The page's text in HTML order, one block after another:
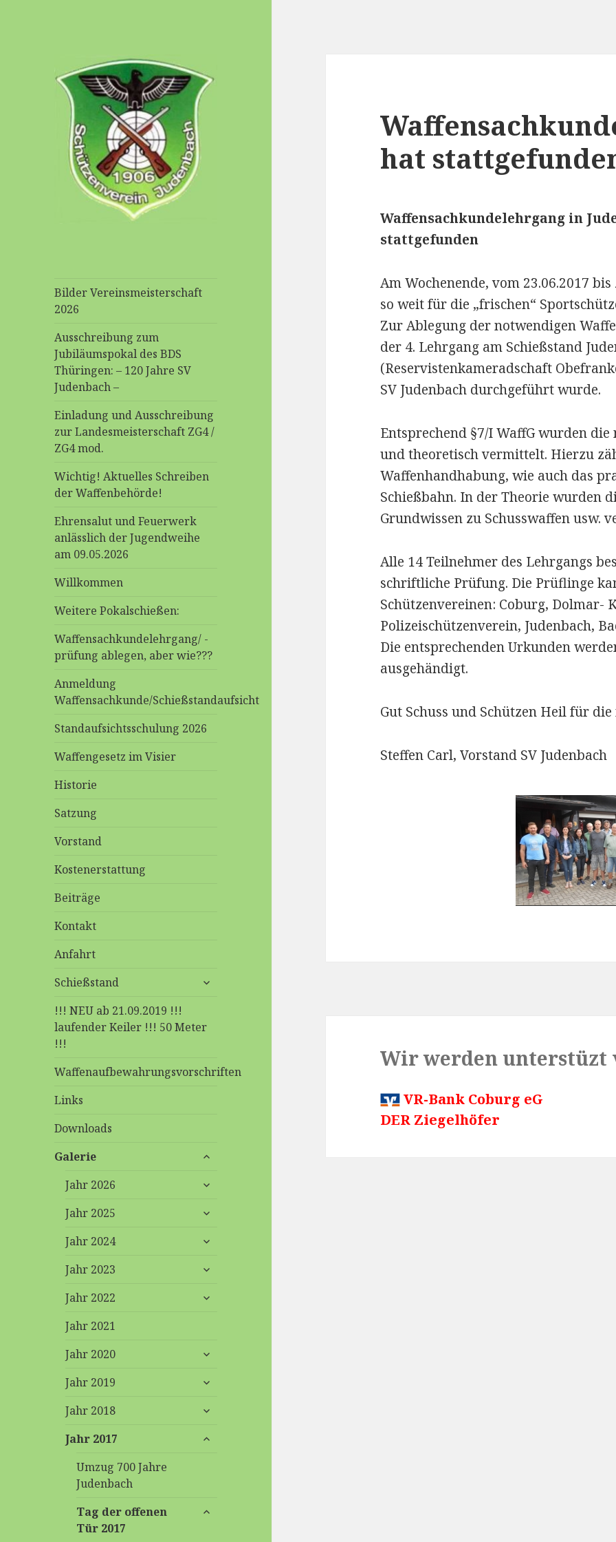
Bilder Vereinsmeisterschaft
2026
Ausschreibung zum
Jubiläumspokal des BDS
Thüringen: – 120 Jahre SV
Judenbach –
Einladung und Ausschreibung
zur Landesmeisterschaft ZG4 /
ZG4 mod.
Wichtig! Aktuelles Schreiben
der Waffenbehörde!
Ehrensalut und Feuerwerk
anlässlich der Jugendweihe
am 09.05.2026
Willkommen
Weitere Pokalschießen:
Waffensachkundelehrgang/ -
prüfung ablegen, aber wie???
Anmeldung
Waffensachkunde/Schießstandaufsicht
Standaufsichtsschulung 2026
Waffengesetz im Visier
Historie
Satzung
Vorstand
Kostenerstattung
Beiträge
Kontakt
Anfahrt
Schießstand
untermenü
!!! NEU ab 21.09.2019 !!!
laufender Keiler !!! 50 Meter
!!!
Waffenaufbewahrungsvorschriften
Links
Downloads
Galerie
untermenü
Jahr 2026
untermenü
Jahr 2025
untermenü
Jahr 2024
untermenü
Jahr 2023
untermenü
Jahr 2022
untermenü
Jahr 2021
Jahr 2020
untermenü
Jahr 2019
untermenü
Jahr 2018
untermenü
Jahr 2017
untermenü
Umzug 700 Jahre
Judenbach
Tag der offenen
Tür 2017
untermenü
hat
Waffensachkundelehrgang in
stattgefunden
Am Wochenende, vom 23.06.2017
so weit für die „frischen“
Zur Ablegung der notwendigen
der 4. Lehrgang am Schießstand
(Reservistenkameradschaft
SV Judenbach durchgeführt wurde.
Entsprechend §7/I WaffG wurden
und theoretisch vermittelt. Hierzu
Waffenhandhabung, wie auch das
Schießbahn. In der Theorie wurden
Grundwissen zu Schusswaffen usw.
Alle 14 Teilnehmer des Lehrgangs
schriftliche Prüfung. Die Prüflinge
Schützenvereinen: Coburg, Dolmar-
Polizeischützenverein, Judenbach,
Die entsprechenden Urkunden
ausgehändigt.
Gut Schuss und Schützen Heil für
Steffen Carl, Vorstand SV Judenbach
Wir werden unterstüzt
VR-Bank Coburg eG
DER Ziegelhöfer